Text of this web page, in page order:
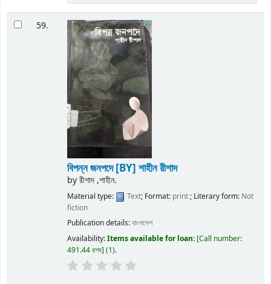
59.
বিপন্ন জনপদে[BY] শাহীন রীশাদ
byরীশাদ ,শাহীন.
Material type: Text; Format: print; Literary form: Not
fiction
Publication details:বাংলাদেশ
Availability:Items available for loan: Call number:
491.44 রশব (1).